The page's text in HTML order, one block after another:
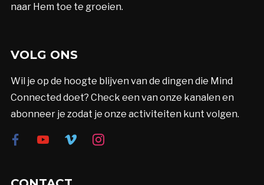
naar Hem toe te groeien.
VOLG ONS
Wil je op de hoogte blijven van de dingen die Mind
Connected doet? Check een van onze kanalen en
abonneer je zodat je onze activiteiten kunt volgen.
facebookyoutubevimeo instagram